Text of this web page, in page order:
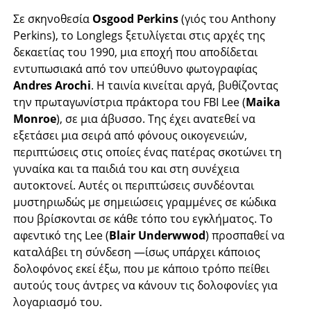
Σε σκηνοθεσία Osgood Perkins(γιός του Anthony
Perkins), το Longlegs ξετυλίγεται στις αρχές της
δεκαετίας του 1990, μια εποχή που αποδίδεται
εντυπωσιακά από τον υπεύθυνο φωτογραφίας
Andres Arochi. Η ταινία κινείται αργά, βυθίζοντας
την πρωταγωνίστρια πράκτορα του FBI Lee (Maika
Monroe), σε μια άβυσσο. Της έχει ανατεθεί να
εξετάσει μια σειρά από φόνους οικογενειών,
περιπτώσεις στις οποίες ένας πατέρας σκοτώνει τη
γυναίκα και τα παιδιά του και στη συνέχεια
αυτοκτονεί. Αυτές οι περιπτώσεις συνδέονται
μυστηριωδώς με σημειώσεις γραμμένες σε κώδικα
που βρίσκονται σε κάθε τόπο του εγκλήματος. Το
αφεντικό της Lee (Blair Underwwod) προσπαθεί να
καταλάβει τη σύνδεση —ίσως υπάρχει κάποιος
δολοφόνος εκεί έξω, που με κάποιο τρόπο πείθει
αυτούς τους άντρες να κάνουν τις δολοφονίες για
λογαριασμό του.